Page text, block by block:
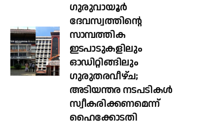
ഗുരുവായൂർ
ദേവസ്വത്തിന്റെ
സാമ്പത്തിക
ഇടപാടുകളിലും
ഓഡിറ്റിങ്ങിലും ​
ഗുരുതരവീഴ്ച;
അടിയന്തര നടപടികൾ
സ്വീകരിക്കണമെന്ന്
ഹൈക്കോടതി